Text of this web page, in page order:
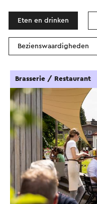
Eten en drinken
Bezienswaardigheden
Brasserie / Restaurant